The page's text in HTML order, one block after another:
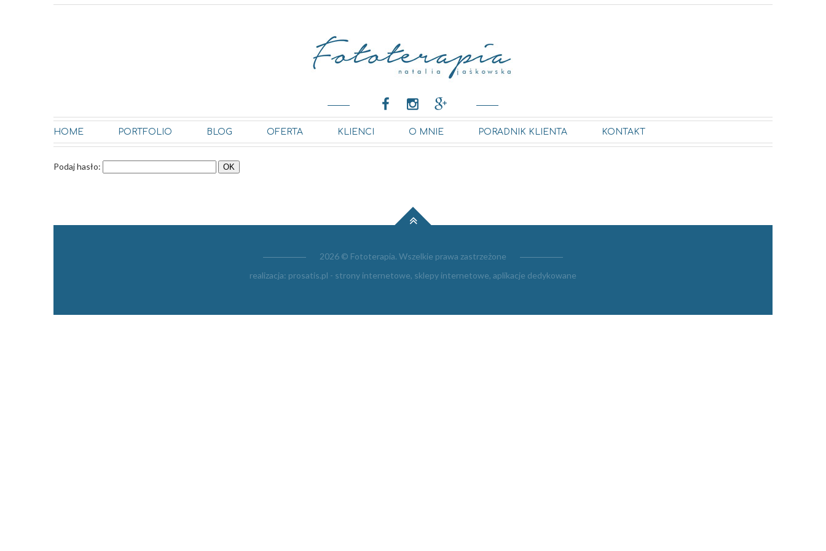
HOME PORTFOLIO BLOG OFERTA KLIENCI O MNIE PORADNIK KLIENTA KONTAKT
Podaj hasło:
2026 © Fototerapia. Wszelkie prawa zastrzeżone
realizacja: prosatis.pl - strony internetowe, sklepy internetowe, aplikacje dedykowane